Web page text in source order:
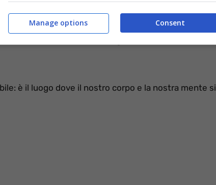
che richiedono attenzione e cura specifiche.
è così delicato per il nostro
è il luogo dove il nostro corpo e la nostra mente si
Consent
Manage options